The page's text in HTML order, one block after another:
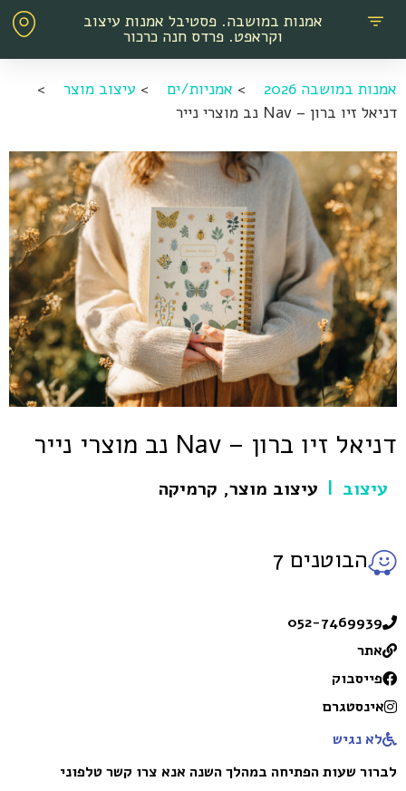
אמנות במושבה. פסטיבל אמנות עיצוב
וקראפט. פרדס חנה כרכור
אמנות במושבה 2026 > אמניות/ים > עיצוב מוצר
>
דניאל זיו ברון – Nav נב מוצרי נייר
דניאל זיו ברון – Nav נב מוצרי נייר
עיצוב | עיצוב מוצר, קרמיקה
הבוטנים 7
052-7469939
אתר
פייסבוק
אינסטגרם
לא נגיש
לברור שעות הפתיחה במהלך השנה אנא צרו קשר טלפוני